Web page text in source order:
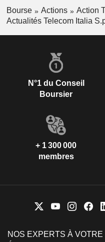
Bourse Actions
Action
Actualités Telecom Italia
N°1 du Conseil
Boursier
+ 1 300 000
membres
NOS EXPERTS À VOTRE